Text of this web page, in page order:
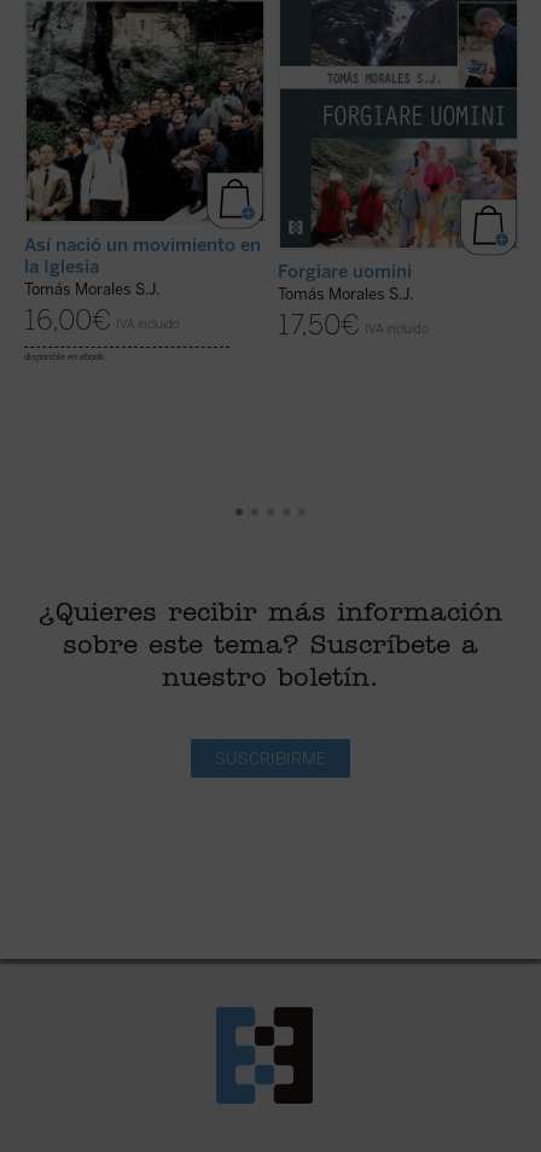
ellas el Venerable ...
(ver ficha)
Así nació un movimiento en
la Iglesia
Tomás Morales S.J.
16,00€ IVA incluido
disponible en ebook:
(ver ficha)
Forgiare uomini
Tomás Morales S.J.
17,50€ IVA incluido
¿Quieres recibir más información
sobre este tema? Suscríbete a
nuestro boletín.
SUSCRIBIRME